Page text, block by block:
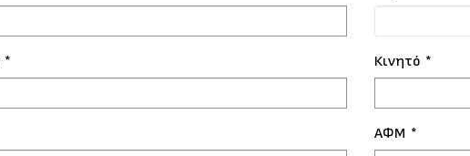
* Κινητό *
ΑΦΜ *